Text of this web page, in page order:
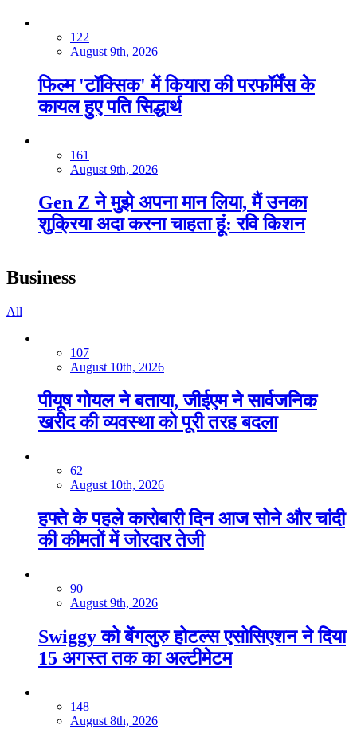
122
August 9th, 2026
फिल्म 'टॉक्सिक' में कियारा की परफॉर्मेंस के
कायल हुए पति सिद्धार्थ
161
August 9th, 2026
Gen Z ने मुझे अपना मान लिया, मैं उनका
शुक्रिया अदा करना चाहता हूं: रवि किशन
Business
All
107
August 10th, 2026
पीयूष गोयल ने बताया, जीईएम ने सार्वजनिक
खरीद की व्यवस्था को पूरी तरह बदला
62
August 10th, 2026
हफ्ते के पहले कारोबारी दिन आज सोने और चांदी
की कीमतों में जोरदार तेजी
90
August 9th, 2026
Swiggy को बेंगलुरु होटल्स एसोसिएशन ने द‍िया
15 अगस्त तक का अल्टीमेटम
148
August 8th, 2026